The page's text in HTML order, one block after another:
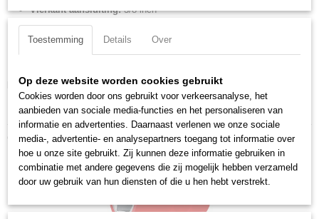
0,07 Kg
Bruto gewicht
0,07 Kg
Afmetingen (l,b,h)
Vierkant aansluiting:3/8 inch
Diameter werkzijde:
DIN:DIN EN 60900
Downloads:
Datasheet specificaties
Ook interessant
Toestemming Details Over
Op deze website worden cookies gebruikt
Cookies worden door ons gebruikt voor verkeersanalyse, het
aanbieden van sociale media-functies en het personaliseren van
informatie en advertenties. Daarnaast verlenen we onze sociale
media-, advertentie- en analysepartners toegang tot informatie over
hoe u onze site gebruikt. Zij kunnen deze informatie gebruiken in
combinatie met andere gegevens die zij mogelijk hebben verzameld
door uw gebruik van hun diensten of die u hen hebt verstrekt.